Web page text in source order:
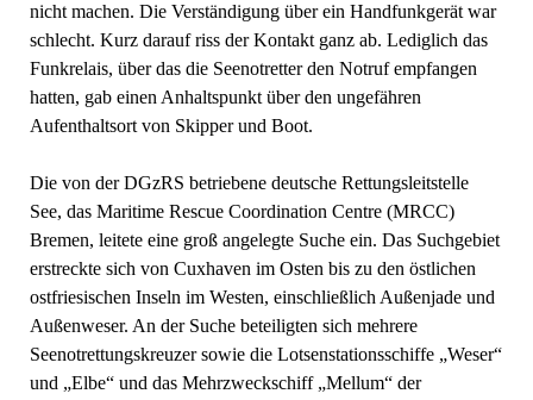
nicht machen. Die Verständigung über ein Handfunkgerät war
schlecht. Kurz darauf riss der Kontakt ganz ab. Lediglich das
Funkrelais, über das die Seenotretter den Notruf empfangen
hatten, gab einen Anhaltspunkt über den ungefähren
Aufenthaltsort von Skipper und Boot.
Die von der DGzRS betriebene deutsche Rettungsleitstelle
See, das Maritime Rescue Coordination Centre (MRCC)
Bremen, leitete eine groß angelegte Suche ein. Das Suchgebiet
erstreckte sich von Cuxhaven im Osten bis zu den östlichen
ostfriesischen Inseln im Westen, einschließlich Außenjade und
Außenweser. An der Suche beteiligten sich mehrere
Seenotrettungskreuzer sowie die Lotsenstationsschiffe „Weser“
und „Elbe“ und das Mehrzweckschiff „Mellum“ der